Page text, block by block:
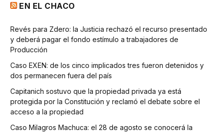
EN EL CHACO
Revés para Zdero: la Justicia rechazó el recurso presentado
y deberá pagar el fondo estímulo a trabajadores de
Producción
Caso EXEN: de los cinco implicados tres fueron detenidos y
dos permanecen fuera del país
Capitanich sostuvo que la propiedad privada ya está
protegida por la Constitución y reclamó el debate sobre el
acceso a la propiedad
Caso Milagros Machuca: el 28 de agosto se conocerá la